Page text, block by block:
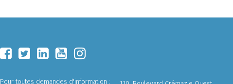
Pour toutes demandes d'information :